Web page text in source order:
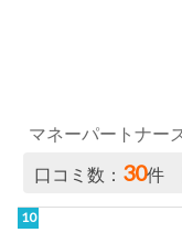
マネーパートナー
口コミ数： 30件